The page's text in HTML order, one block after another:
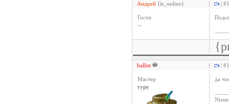
Андрей {is_online} | |
Гости
--
ballist | |
Мастер
гуру
да